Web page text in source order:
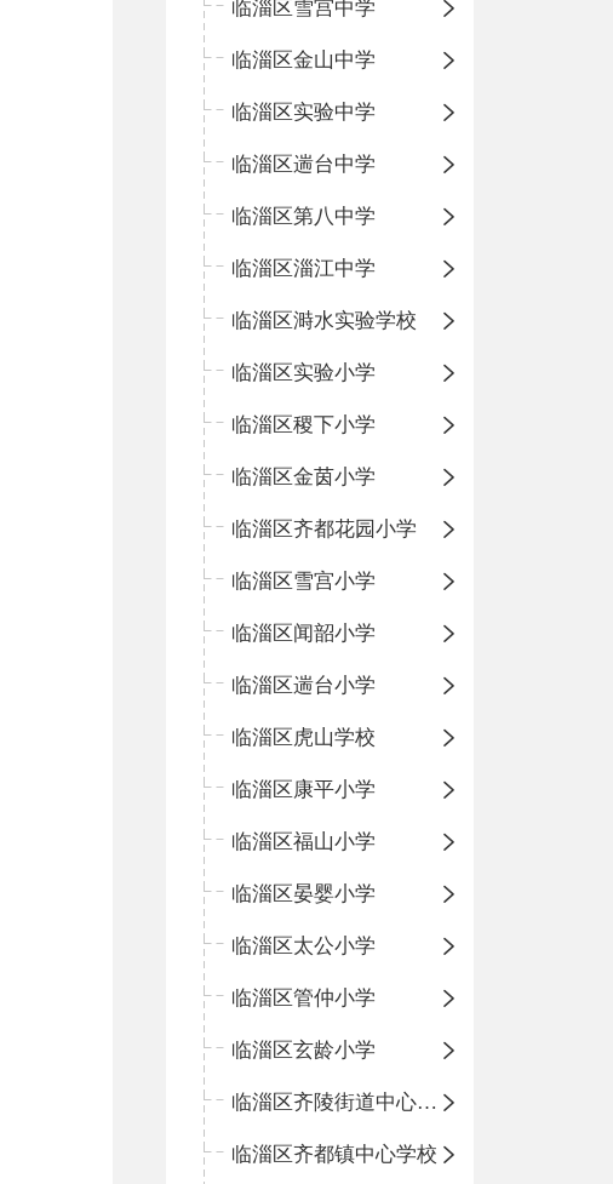
临淄区雪宫中学
临淄区金山中学
临淄区实验中学
临淄区遄台中学
临淄区第八中学
临淄区淄江中学
临淄区溡水实验学校
临淄区实验小学
临淄区稷下小学
临淄区金茵小学
临淄区齐都花园小学
临淄区雪宫小学
临淄区闻韶小学
临淄区遄台小学
临淄区虎山学校
临淄区康平小学
临淄区福山小学
临淄区晏婴小学
临淄区太公小学
临淄区管仲小学
临淄区玄龄小学
临淄区齐陵街道中心学校
临淄区齐都镇中心学校